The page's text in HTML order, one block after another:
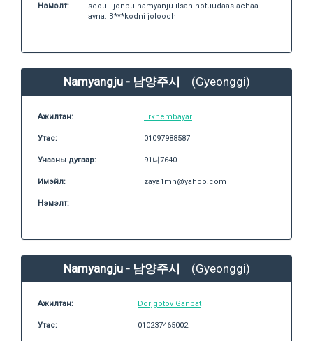
Нэмэлт:
seoul ijonbu namyanju ilsan hotuudaas achaa
avna. B***kodni jolooch
Namyangju - 남양주시 (Gyeonggi)
Ажилтан: Erkhembayar
Утас: 01097988587
Унааны дугаар: 91나7640
Имэйл: zaya1mn@yahoo.com
Нэмэлт:
Namyangju - 남양주시 (Gyeonggi)
Ажилтан: Dorjgotov Ganbat
Утас: 010237465002